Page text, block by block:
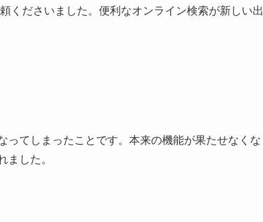
くださいました。便利なオンライン検索が新しい出
てしまったことです。本来の機能が果たせなくな
ました。